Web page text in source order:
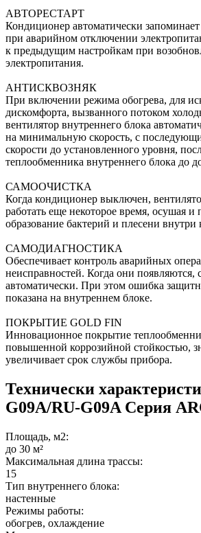
АВТОРЕСТАРТ
Кондиционер автоматически
при аварийном отключении
к предыдущим настройкам при
электропитания.
АНТИСКВОЗНЯК
При включении режима обогрева, для
дискомфорта, вызванного потоком
вентилятор внутреннего блока
на минимальную скорость, с
скорости до установленного уровня,
теплообменника внутреннего блока до
САМООЧИСТКА
Когда кондиционер выключен,
работать еще некоторое время, осушая и
образование бактерий и плесени внутри
САМОДИАГНОСТИКА
Обеспечивает контроль аварийных
неисправностей. Когда они появляются,
автоматически. При этом ошибка
показана на внутреннем блоке.
ПОКРЫТИЕ GOLD FIN
Инновационное покрытие
повышенной коррозийной стойкостью,
увеличивает срок службы прибора.
Технически
G09A/RU-G09A Серия
Площадь, м2:
до 30 м²
Максимальная длина трассы:
15
Тип внутреннего блока:
настенные
Режимы работы:
обогрев, охлаждение